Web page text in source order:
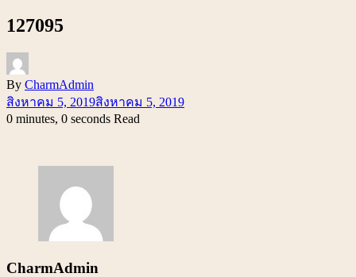
127095
By CharmAdmin
สิงหาคม 5, 2019สิงหาคม 5, 2019
0 minutes, 0 seconds Read
CharmAdmin